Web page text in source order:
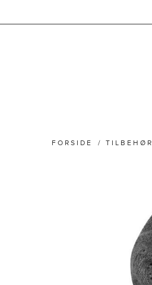
FORSIDE / TILBEHØR